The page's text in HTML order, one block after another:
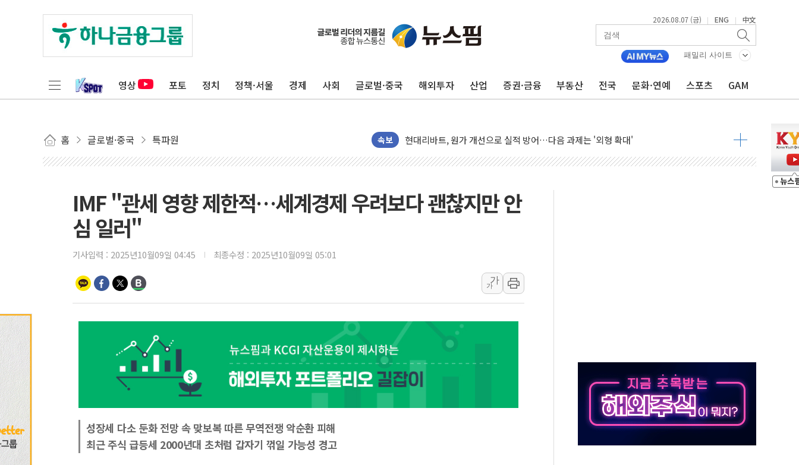
2026.08.07 (금) | ENG | 中文
패밀리 사이트
영상 포토 정치 정책·서울 경제 사회 글로벌·중국 해외투자 산업 증권·금융 부동산 전국 문화·연예 스포츠 GAM
홈 글로벌·중국 특파원 속보
트럼프, '원정출산 시민권 차단' 행정명령 서명…출생시민권 제한 재시동
"세금 부담 덜자"…비거주 1주택자 귀환 조짐에 전월세시장 '긴장'
세금 부담 커진 고가 1주택자…맞교환·재매수·다운사이징 '저울질'
뉴욕증시, 유가·금리 부담에 하락…다우 5거래일 랠리 '마침표'
이란, 오만과 호르무즈 해협 재개방 합의 막바지.."美와 직접 협상 없어"
[오늘의 국회일정] 상임위·세미나·기자회견·주요 정당 - 8월 7일
이란, 美·이스라엘 선박 호르무즈 통항 제한 추진…美 "통행 막을 권한 없어"
유럽증시, 견조한 실적 소화하며 대부분 상승… "2분기 기업 순이익 21% 증가" 전망
리투아니아 국방 "러, 우크라 드론으로 나토 회원국 공격 검토… 거짓 깃발 작전"
뉴욕증시 개장 전 특징주...모더나·아이온큐·도어대시↑ VS 샌디스크·피그마·앱러빈↓
김정관 장관 "영업이익 N% 성과급 반대…상법·자본시장법 개정 논의"
뉴욕증시 프리뷰, 미 주가선물 AI주 차익실현 속 혼조세...웨스턴디지털·샌디스크↓
청와대, 북한 단거리 탄도미사일 발사에 긴급 안보 점검회의
IMF "관세 영향 제한적…세계경제 우려보다 괜찮지만 안
심 일러"
기사입력 : 2025년10월09일 04:45 최종수정 : 2025년10월09일 05:01
가
가
성장세 다소 둔화 전망 속 맞보복 따른 무역전쟁 악순환 피해
최근 주식 급등세 2000년대 초처럼 갑자기 꺾일 가능성 경고